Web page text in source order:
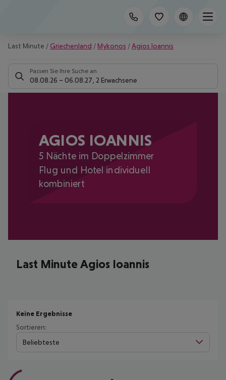
Last Minute / Griechenland / Mykonos /Agios Ioannis
Passen Sie Ihre Suche an
08.08.26 – 06.08.27 2 Erwachsene
AGIOS IOANNIS
5 Nächte im Doppelzimmer
Flug und Hotel individuell
kombiniert
Last Minute Agios Ioannis
Keine Ergebnisse
Sortieren:
Beliebteste